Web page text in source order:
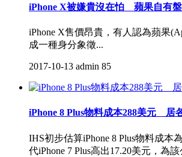
iPhone X被嫌貴沒在怕 蘋果自有
iPhone X售價昂貴，有人認為蘋果
成一種身分象徵...
2017-10-13 admin 85
iPhone 8 Plus物料成本288美元 居
IHS初步估算iPhone 8 Plus物料成本
代iPhone 7 Plus高出17.20美元，為